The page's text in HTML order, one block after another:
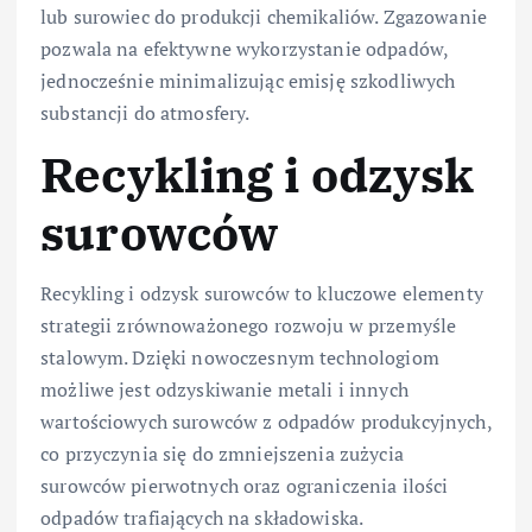
lub surowiec do produkcji chemikaliów. Zgazowanie
pozwala na efektywne wykorzystanie odpadów,
jednocześnie minimalizując emisję szkodliwych
substancji do atmosfery.
Recykling i odzysk
surowców
Recykling i odzysk surowców to kluczowe elementy
strategii zrównoważonego rozwoju w przemyśle
stalowym. Dzięki nowoczesnym technologiom
możliwe jest odzyskiwanie metali i innych
wartościowych surowców z odpadów produkcyjnych,
co przyczynia się do zmniejszenia zużycia
surowców pierwotnych oraz ograniczenia ilości
odpadów trafiających na składowiska.